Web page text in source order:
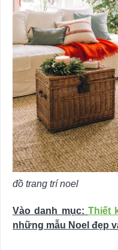
đồ trang trí noel
Vào danh mục: Thiết
những mẫu Noel đẹp